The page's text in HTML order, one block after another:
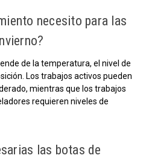
necesito para las
de la temperatura, el nivel de
Los trabajos activos pueden
mientras que los trabajos
requieren niveles de
las botas de